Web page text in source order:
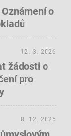
o
žádosti o
pro
12. 3. 2026
8. 12. 2025